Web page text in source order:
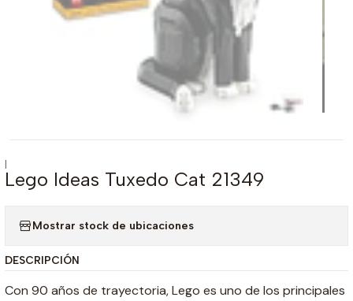
|
Lego Ideas Tuxedo Cat 21349
Mostrar stock de ubicaciones
DESCRIPCIÓN
Con 90 años de trayectoria, Lego es uno de los principales